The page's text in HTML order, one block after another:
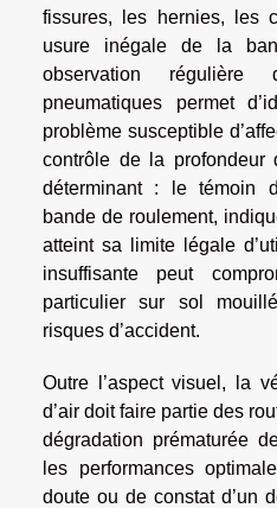
fissures, les hernies, les
usure inégale de la
observation
pneumatiques permet
problème susceptible
contrôle de la profondeur
déterminant : le témoin
bande de roulement,
atteint sa limite légale
insuffisante peut
particulier sur sol
risques d’accident.
Outre l’aspect visuel, la
d’air doit faire partie des
dégradation prématurée
les performances
doute ou de constat d’un